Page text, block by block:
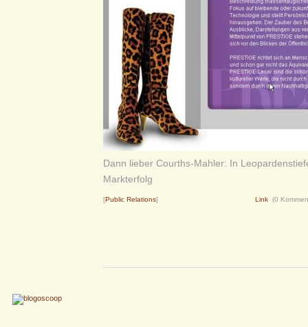
Dann lieber Courths-Mahler: In
Markterfolg
[Public Relations] Link (0